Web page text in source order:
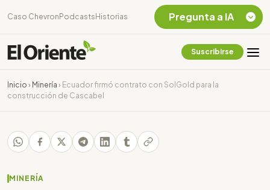
Caso Chevron Podcasts Historias
Suscribirse
Inicio › Minería › Ecuador firmó contrato con SolGold para la
construcción de Cascabel
MINERÍA
Pregunta a IA
Chevron Ecuador